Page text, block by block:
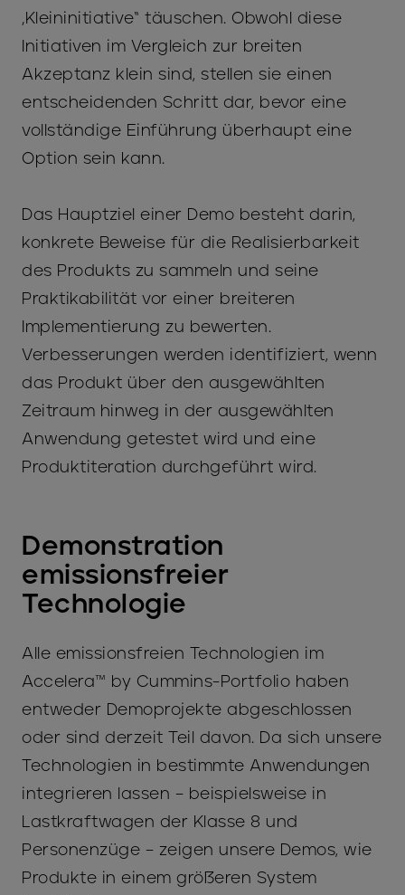
„Kleininitiative“ täuschen. Obwohl diese
Initiativen im Vergleich zur breiten
Akzeptanz klein sind, stellen sie einen
entscheidenden Schritt dar, bevor eine
vollständige Einführung überhaupt eine
Option sein kann.
Das Hauptziel einer Demo besteht darin,
konkrete Beweise für die Realisierbarkeit
des Produkts zu sammeln und seine
Praktikabilität vor einer breiteren
Implementierung zu bewerten.
Verbesserungen werden identifiziert, wenn
das Produkt über den ausgewählten
Zeitraum hinweg in der ausgewählten
Anwendung getestet wird und eine
Produktiteration durchgeführt wird.
Demonstration
emissionsfreier
Technologie
Alle emissionsfreien Technologien im
Accelera™ by Cummins-Portfolio haben
entweder Demoprojekte abgeschlossen
oder sind derzeit Teil davon. Da sich unsere
Technologien in bestimmte Anwendungen
integrieren lassen – beispielsweise in
Lastkraftwagen der Klasse 8 und
Personenzüge – zeigen unsere Demos, wie
Produkte in einem größeren System